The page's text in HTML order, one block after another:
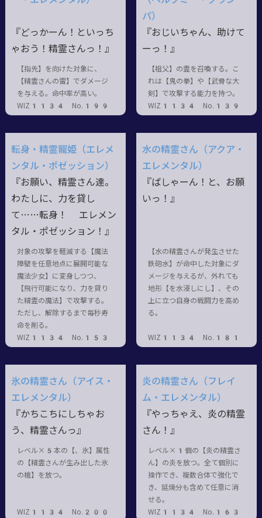
『どっかーん！といっち
ゃおう！精霊さんっ！』
【指先】を向けた対象に、
【精霊さんの雷】でダメージ
を与える。命中率が高い。
WIZ1134 No.199
パ）
『おじいちゃん、助けて
ーっ！』
【祖父】の霊を召喚する。こ
れは【鬼の拳】や【武骨な大
剣】で攻撃する能力を持つ。
WIZ1134 No.139
転身・精霊寵姫（エレメ
ンタル・ポゼッション）
『お願い、精霊さん達。
わたしに、力を貸し
て……転身！ エレメン
タル・ポゼッション！』
対象の攻撃を軽減する【魔法
障壁を任意地点に展開可能な
魔法少女】に変身しつつ、
【飛行可能になり、力を貸り
た精霊の魔法】で攻撃する。
ただし、解除するまで毎秒寿
命を削る。
WIZ1134 No.153
水の精霊さん（アクア・
エレメンタル）
『ばしゃーん！と、お願
いっ！』
【水の精霊さんが発生させた
鉄砲水】が命中した対象にダ
メージを与えるが、外れても
地形【を水浸しにし】、その
上に立つ自身の戦闘力を高め
る。
WIZ1134 No.181
氷の精霊さん（アイス・
エレメンタル）
『かちこちにしちゃお
う、精霊さんっ』
レベル×5本の【、氷】属性
の【精霊さんが生み出した氷
の槍】を放つ。
WIZ1134 No.200
炎の精霊さん（フレイ
ム・エレメンタル）
『やっちゃえ、炎の精霊
さん！』
レベル×1個の【炎の精霊さ
ん】の炎を放つ。全て個別に
操作でき、複数合体で強化で
き、延焼分も含めて任意に消
せる。
WIZ1134 No.163